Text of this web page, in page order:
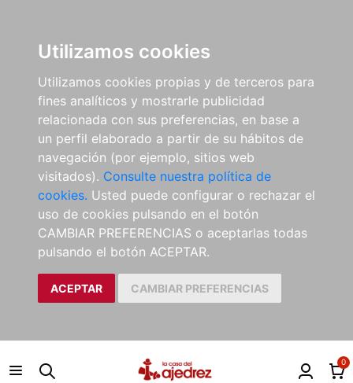
Utilizamos cookies
Utilizamos cookies propias y de terceros para
fines analíticos y mostrarle publicidad
relacionada con sus preferencias, en base a
un perfil elaborado a partir de su hábitos de
navegación (por ejemplo, sitios web
visitados). Consulte nuestra política de
cookies. Usted puede configurar o rechazar el
uso de cookies pulsando en el botón
CAMBIAR PREFERENCIAS o aceptarlas todas
pulsando el botón ACEPTAR.
ACEPTAR CAMBIAR PREFERENCIAS
0